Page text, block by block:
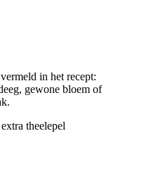
in het recept:
gewone bloem of
theelepel